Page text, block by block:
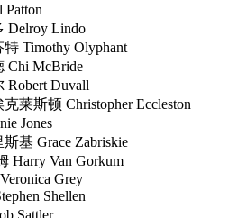
Lindo
Olyphant
McBride
Duvall
顿 Christopher Eccleston
Zabriskie
Van Gorkum
Grey
Shellen